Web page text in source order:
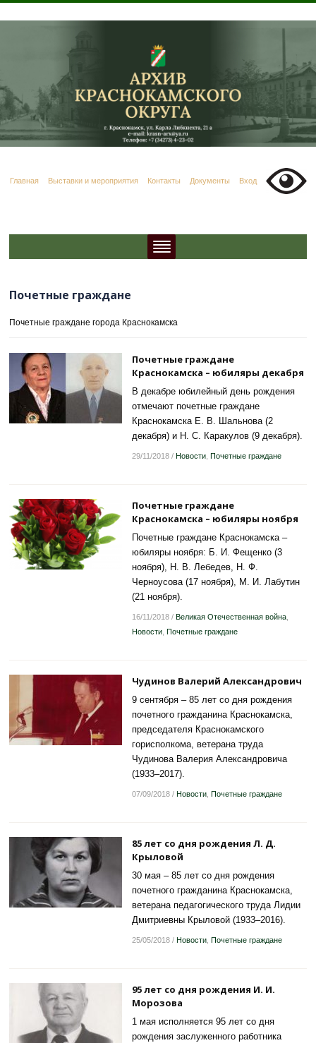
Главная Выставки и мероприятия Контакты Документы Вход
Почетные граждане
Почетные граждане города Краснокамска
Почетные граждане
Краснокамска – юбиляры декабря
В декабре юбилейный день рождения
отмечают почетные граждане
Краснокамска Е. В. Шальнова (2
декабря) и Н. С. Каракулов (9 декабря).
29/11/2018/ Новости, Почетные граждане
Почетные граждане
Краснокамска – юбиляры ноября
Почетные граждане Краснокамска –
юбиляры ноября: Б. И. Фещенко (3
ноября), Н. В. Лебедев, Н. Ф.
Черноусова (17 ноября), М. И. Лабутин
(21 ноября).
16/11/2018/ Великая Отечественная война,
Новости, Почетные граждане
Чудинов Валерий Александрович
9 сентября – 85 лет со дня рождения
почетного гражданина Краснокамска,
председателя Краснокамского
горисполкома, ветерана труда
Чудинова Валерия Александровича
(1933–2017).
07/09/2018/ Новости, Почетные граждане
85 лет со дня рождения Л. Д.
Крыловой
30 мая – 85 лет со дня рождения
почетного гражданина Краснокамска,
ветерана педагогического труда Лидии
Дмитриевны Крыловой (1933–2016).
25/05/2018/ Новости, Почетные граждане
95 лет со дня рождения И. И.
Морозова
1 мая исполняется 95 лет со дня
рождения заслуженного работника